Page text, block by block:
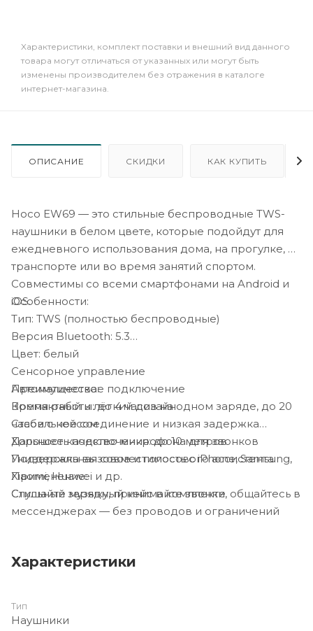
Xарактеристики, комплект поставки и внешний вид данного
товара могут отличаться от указанных или могут быть
изменены производителем без отражения в каталоге
интернет-магазина.
ОПИСАНИЕ СКИДКИ КАК КУПИТЬ
Hoco EW69 — это стильные беспроводные TWS-
наушники в белом цвете, которые подойдут для
ежедневного использования дома, на прогулке, в
транспорте или во время занятий спортом.
Совместимы со всеми смартфонами на Android и
iOS.
Особенности:
Тип: TWS (полностью беспроводные)
Версия Bluetooth: 5.3
Цвет: белый
Сенсорное управление
Автоматическое подключение
Время работы: до 4 часов на одном заряде, до 20
часов с кейсом
Дальность подключения: до 10 метров
Поддержка вызовов и голосового ассистента
Преимущества:
Компактный и лёгкий дизайн
Стабильное соединение и низкая задержка
Хорошее качество микрофона для звонков
Универсальная совместимость с iPhone, Samsung,
Xiaomi, Huawei и др.
Стильный зарядный кейс в комплекте
Применение:
Слушайте музыку, принимайте звонки, общайтесь в
мессенджерах — без проводов и ограничений
Характеристики
Тип
Наушники